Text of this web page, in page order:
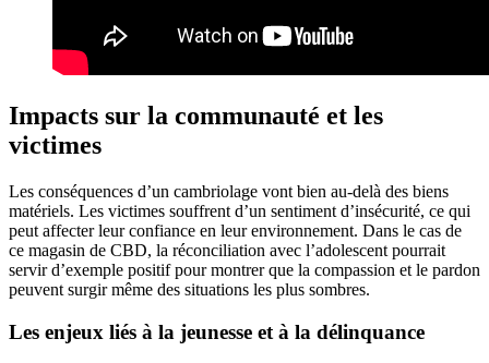
Impacts sur la communauté et les
victimes
Les conséquences d’un cambriolage vont bien au-delà des biens
matériels. Les victimes souffrent d’un sentiment d’insécurité, ce qui
peut affecter leur confiance en leur environnement. Dans le cas de
ce magasin de CBD, la réconciliation avec l’adolescent pourrait
servir d’exemple positif pour montrer que la compassion et le pardon
peuvent surgir même des situations les plus sombres.
Les enjeux liés à la jeunesse et à la délinquance